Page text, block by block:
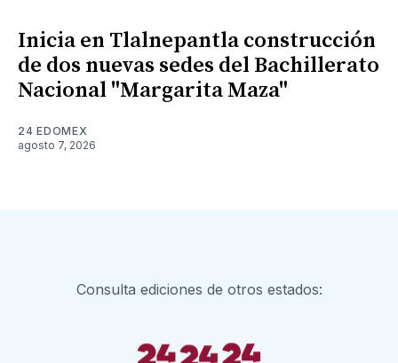
Inicia en Tlalnepantla construcción
de dos nuevas sedes del Bachillerato
Nacional "Margarita Maza"
24 EDOMEX
agosto 7, 2026
Consulta ediciones de otros estados: